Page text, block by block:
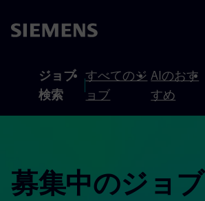
ジョブ
検索
すべてのジ
ョブ
AIのおす
すめ
募集中のジョブ